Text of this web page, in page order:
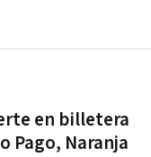
en billetera
Pago, Naranja